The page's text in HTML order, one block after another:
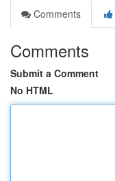
Comments
Comments
Submit a Comment
No HTML